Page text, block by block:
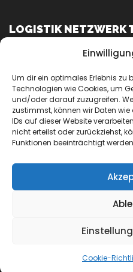
Um dir ein optimales Erlebnis zu
Technologien wie Cookies, um
und/oder darauf zuzugreifen.
zustimmst, können wir Daten
IDs auf dieser Website
nicht erteilst oder zurückziehst,
Funktionen beeinträchtigt
Cookie-
LOGISTIK NETZWERK
Langenscheidtstraße 10
99687 Gotha
Ansprechpartner: Karsten
Mobil: +49 151 / 67532820
E-Mail:info@lognet-th.de
Stolz präsentiert von